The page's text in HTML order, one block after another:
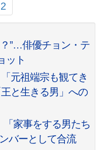
2
”…俳優チョン・テ
ット
元祖端宗も観てき
と生きる男」への
家事をする男たち
バーとして合流